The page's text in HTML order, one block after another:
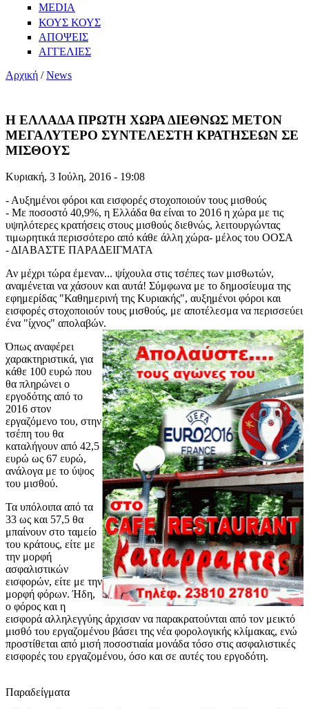
MEDIA
ΚΟΥΣ ΚΟΥΣ
ΑΠΟΨΕΙΣ
ΑΓΓΕΛΙΕΣ
Αρχική /News
Η ΕΛΛΑΔΑ ΠΡΩΤΗ ΧΩΡΑ ΔΙΕΘΝΩΣ ΜΕΤΟΝ
ΜΕΓΑΛΥΤΕΡΟ ΣΥΝΤΕΛΕΣΤΗ ΚΡΑΤΗΣΕΩΝ ΣΕ
ΜΙΣΘΟΥΣ
Κυριακή, 3 Ιούλη, 2016 - 19:08
- Αυξημένοι φόροι και εισφορές στοχοποιούν τους μισθούς
- Με ποσοστό 40,9%, η Ελλάδα θα είναι το 2016 η χώρα με τις
υψηλότερες κρατήσεις στους μισθούς διεθνώς, λειτουργώντας
τιμωρητικά περισσότερο από κάθε άλλη χώρα- μέλος του ΟΟΣΑ
- ΔΙΑΒΑΣΤΕ ΠΑΡΑΔΕΙΓΜΑΤΑ
Αν μέχρι τώρα έμεναν... ψίχουλα στις τσέπες των μισθωτών,
αναμένεται να χάσουν και αυτά! Σύμφωνα με το δημοσίευμα της
εφημερίδας "Καθημερινή της Κυριακής", αυξημένοι φόροι και
εισφορές στοχοποιούν τους μισθούς, με αποτέλεσμα να περισσεύει
ένα "ίχνος" απολαβών.
Όπως αναφέρει
χαρακτηριστικά, για
κάθε 100 ευρώ που
θα πληρώνει ο
εργοδότης από το
2016 στον
εργαζόμενο του, στην
τσέπη του θα
καταλήγουν από 42,5
ευρώ ως 67 ευρώ,
ανάλογα με το ύψος
του μισθού.
Τα υπόλοιπα από τα
33 ως και 57,5 θα
μπαίνουν στο ταμείο
του κράτους, είτε με
την μορφή
ασφαλιστικών
εισφορών, είτε με την
μορφή φόρων. Ήδη,
ο φόρος και η
εισφορά αλληλεγγύης άρχισαν να παρακρατούνται από τον μεικτό
μισθό του εργαζομένου βάσει της νέα φορολογικής κλίμακας, ενώ
προστίθεται από μισή ποσοστιαία μονάδα τόσο στις ασφαλιστικές
εισφορές του εργαζομένου, όσο και σε αυτές του εργοδότη.
Παραδείγματα